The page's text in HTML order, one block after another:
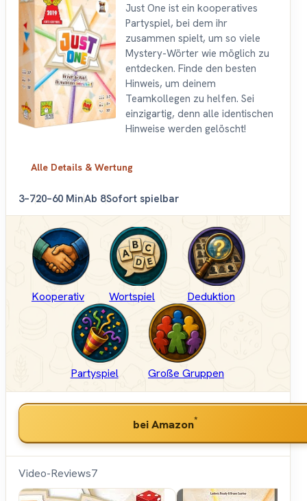
Just One ist ein kooperatives
Partyspiel, bei dem ihr
zusammen spielt, um so viele
Mystery-Wörter wie möglich zu
entdecken. Finde den besten
Hinweis, um deinem
Teamkollegen zu helfen. Sei
einzigartig, denn alle identischen
Hinweise werden gelöscht!
Alle Details & Wertung
3–720–60 MinAb 8Sofort spielbar
Kooperativ Wortspiel Deduktion
Partyspiel Große Gruppen
bei Amazon*
Video-Reviews7